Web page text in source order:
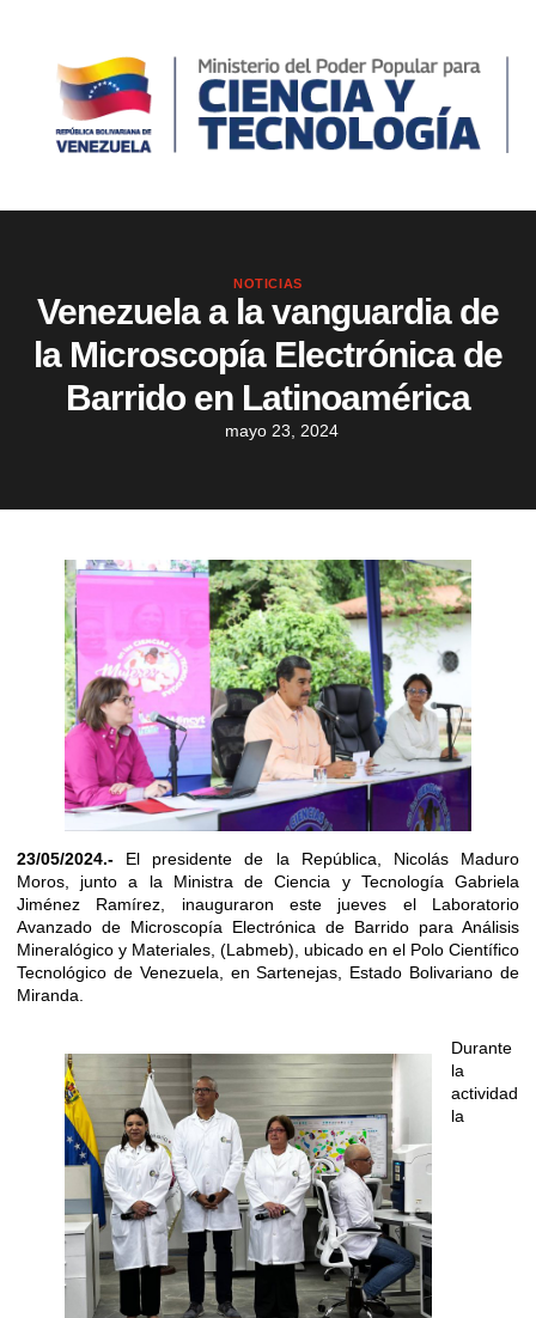
NOTICIAS
Venezuela a la vanguardia de
la Microscopía Electrónica de
Barrido en Latinoamérica
mayo 23, 2024
23/05/2024.- El presidente de la República, Nicolás Maduro
Moros, junto a la Ministra de Ciencia y Tecnología Gabriela
Jiménez Ramírez, inauguraron este jueves el Laboratorio
Avanzado de Microscopía Electrónica de Barrido para Análisis
Mineralógico y Materiales, (Labmeb), ubicado en el Polo Científico
Tecnológico de Venezuela, en Sartenejas, Estado Bolivariano de
Miranda.
Durante
la
actividad
la